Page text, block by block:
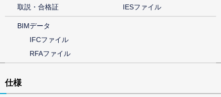
取説・合格証 IESファイル
BIMデータ
IFCファイル
RFAファイル
仕様